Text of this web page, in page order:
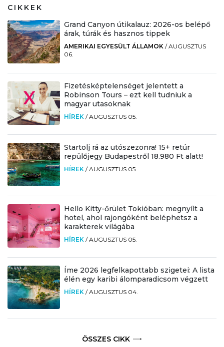
CIKKEK
Grand Canyon útikalauz: 2026-os belépő
árak, túrák és hasznos tippek
AMERIKAI EGYESÜLT ÁLLAMOK /AUGUSZTUS
06.
Fizetésképtelenséget jelentett a
Robinson Tours – ezt kell tudniuk a
magyar utasoknak
HÍREK /AUGUSZTUS 05.
Startolj rá az utószezonra! 15+ retúr
repülőjegy Budapestről 18.980 Ft alatt!
HÍREK /AUGUSZTUS 05.
Hello Kitty-őrület Tokióban: megnyílt a
hotel, ahol rajongóként beléphetsz a
karakterek világába
HÍREK /AUGUSZTUS 05.
Íme 2026 legfelkapottabb szigetei: A lista
élén egy karibi álomparadicsom végzett
HÍREK /AUGUSZTUS 04.
ÖSSZES CIKK